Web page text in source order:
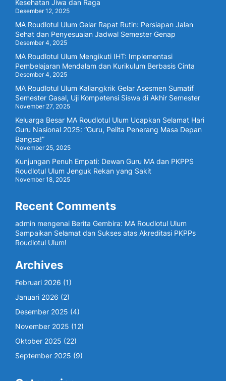
Kesehatan Jiwa dan Raga
Desember 12, 2025
MA Roudlotul Ulum Gelar Rapat Rutin: Persiapan Jalan
Sehat dan Penyesuaian Jadwal Semester Genap
Desember 4, 2025
MA Roudlotul Ulum Mengikuti IHT: Implementasi
Pembelajaran Mendalam dan Kurikulum Berbasis Cinta
Desember 4, 2025
MA Roudlotul Ulum Kaliangkrik Gelar Asesmen Sumatif
Semester Gasal, Uji Kompetensi Siswa di Akhir Semester
November 27, 2025
Keluarga Besar MA Roudlotul Ulum Ucapkan Selamat Hari
Guru Nasional 2025: “Guru, Pelita Penerang Masa Depan
Bangsa!”
November 25, 2025
Kunjungan Penuh Empati: Dewan Guru MA dan PKPPS
Roudlotul Ulum Jenguk Rekan yang Sakit
November 18, 2025
Recent Comments
admin mengenai Berita Gembira: MA Roudlotul Ulum
Sampaikan Selamat dan Sukses atas Akreditasi PKPPs
Roudlotul Ulum!
Archives
Februari 2026 (1)
Januari 2026 (2)
Desember 2025 (4)
November 2025 (12)
Oktober 2025 (22)
September 2025 (9)